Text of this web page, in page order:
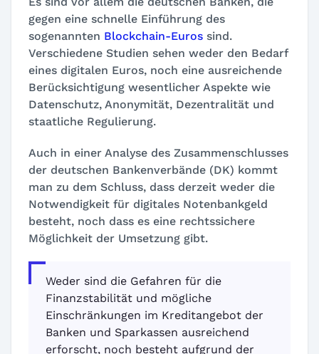
gegen eine schnelle Einführung des
sogenannten Blockchain-Euros sind.
Verschiedene Studien sehen weder den Bedarf
eines digitalen Euros, noch eine ausreichende
Berücksichtigung wesentlicher Aspekte wie
Datenschutz, Anonymität, Dezentralität und
staatliche Regulierung.
Auch in einer Analyse des Zusammenschlusses
der deutschen Bankenverbände (DK) kommt
man zu dem Schluss, dass derzeit weder die
Notwendigkeit für digitales Notenbankgeld
besteht, noch dass es eine rechtssichere
Möglichkeit der Umsetzung gibt.
Weder sind die Gefahren für die
Finanzstabilität und mögliche
Einschränkungen im Kreditangebot der
Banken und Sparkassen ausreichend
erforscht, noch besteht aufgrund der